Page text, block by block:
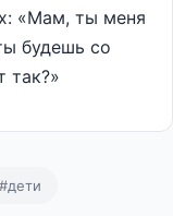
«Мам, ты меня
будешь со
так?»
#дети